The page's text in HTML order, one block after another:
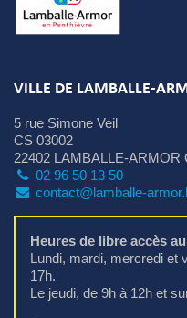
VILLE DE LAMBALLE-
5 rue Simone Veil
CS 03002
22402 LAMBALLE-ARMOR
02 96 50 13 50
contact@lamballe-
Heures de libre accès
Lundi, mardi, mercredi et
17h.
Le jeudi, de 9h à 12h et